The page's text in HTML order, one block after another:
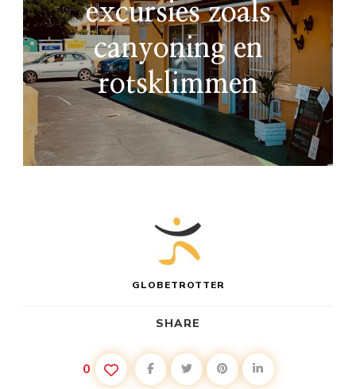
excursies zoals
canyoning en
rotsklimmen
GLOBETROTTER
SHARE
0